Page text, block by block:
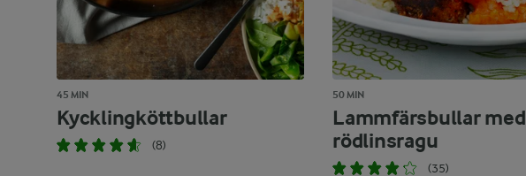
45 MIN
Kycklingköttbullar
(8)
50 MIN
Lammfärsbullar med
rödlinsragu
(35)